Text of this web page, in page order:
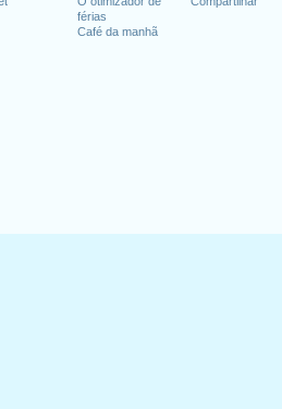
férias
Café da manhã